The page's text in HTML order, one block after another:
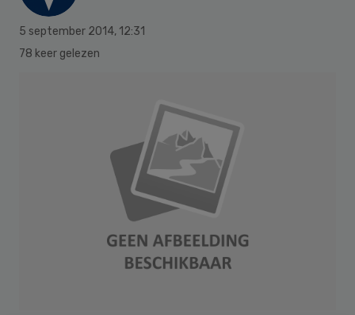
5 september 2014, 12:31
78 keer gelezen